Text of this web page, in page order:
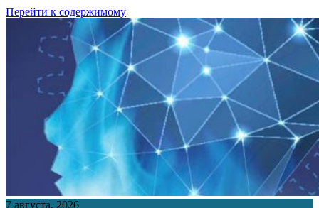
Перейти к содержимому
7 августа, 2026